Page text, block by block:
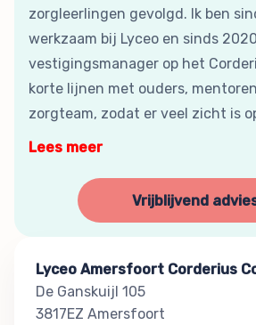
zorgleerlingen gevolgd. Ik ben
werkzaam bij Lyceo en sinds
vestigingsmanager op het
korte lijnen met ouders,
zorgteam, zodat er veel zicht is
Lees meer
Vrijblijvend
Lyceo Amersfoort Corderius
De Ganskuijl 105
3817EZ Amersfoort